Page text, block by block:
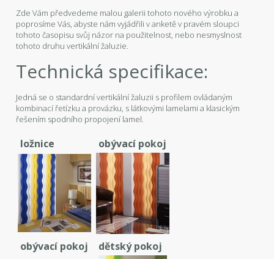
Zde Vám předvedeme malou galerii tohoto nového výrobku a
poprosíme Vás, abyste nám vyjádřili v anketě v pravém sloupci
tohoto časopisu svůj názor na použitelnost, nebo nesmyslnost
tohoto druhu vertikální žaluzie.
Technická specifikace:
Jedná se o standardní vertikální žaluzii s profilem ovládaným
kombinací řetízku a provázku, s látkovými lamelami a klasickým
řešením spodního propojení lamel.
ložnice obývací pokoj
obývací pokoj dětský pokoj